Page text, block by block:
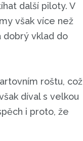
další piloty. V
však více než
dobrý vklad do
roštu, což
díval s velkou
i proto, že